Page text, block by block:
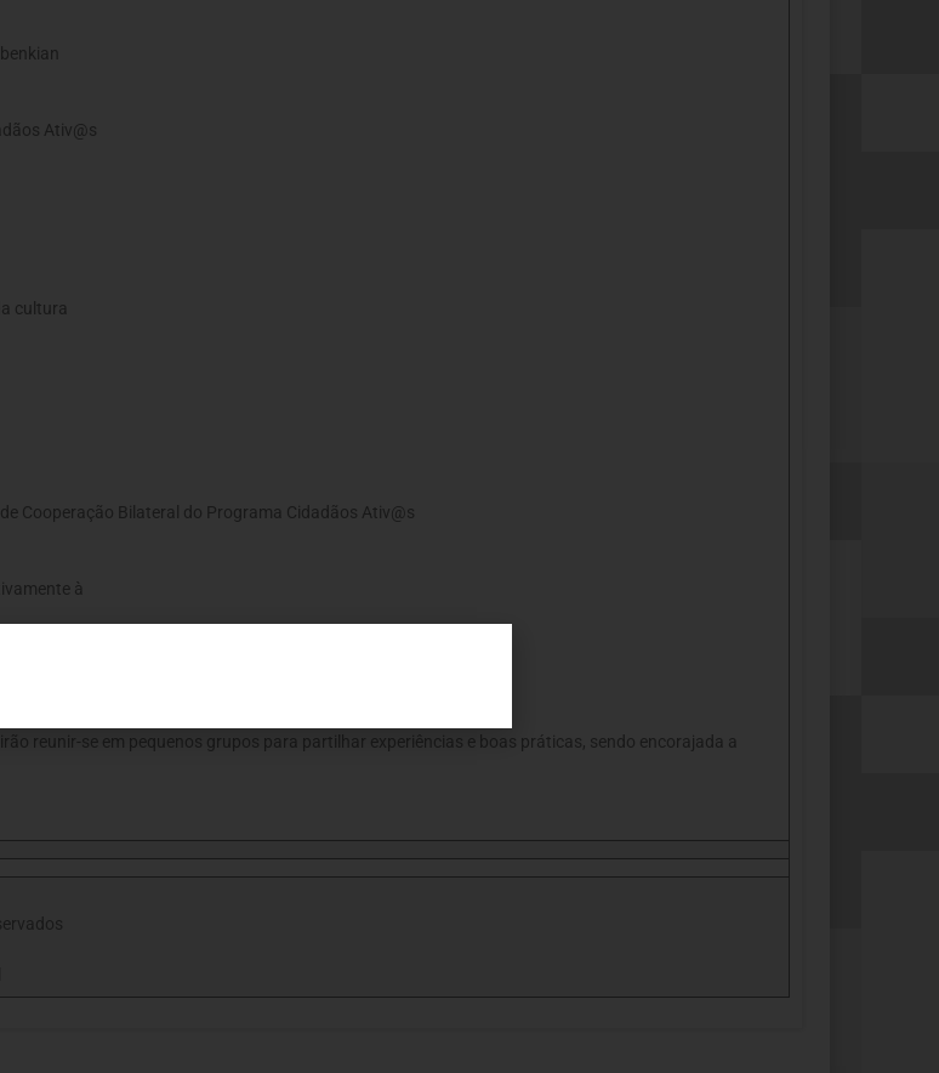
Ativ@s
cultura
Cooperação Bilateral do Programa Cidadãos Ativ@s
à
reunir-se em pequenos grupos para partilhar experiências e boas práticas, sendo encorajada a